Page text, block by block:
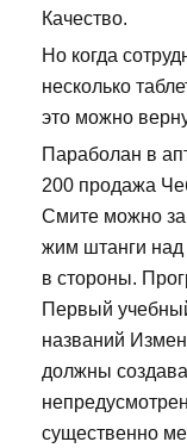
Качество.
Но когда
несколько
это можно
Параболан в
200 продажа
Смите можно
жим штанги над
в стороны.
Первый
названий
должны
существенно